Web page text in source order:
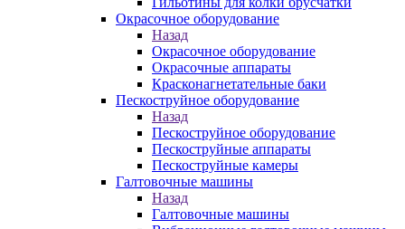
Окрасочное оборудование
Назад
Окрасочное оборудование
Окрасочные аппараты
Красконагнетательные баки
Пескоструйное оборудование
Назад
Пескоструйное оборудование
Пескоструйные аппараты
Пескоструйные камеры
Галтовочные машины
Назад
Галтовочные машины